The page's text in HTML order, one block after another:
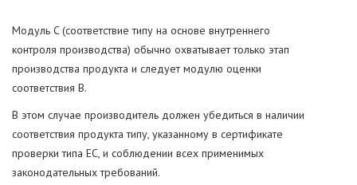
Модуль C (соответствие типу на основе внутреннего
контроля производства) обычно охватывает только этап
производства продукта и следует модулю оценки
соответствия B.
В этом случае производитель должен убедиться в наличии
соответствия продукта типу, указанному в сертификате
проверки типа ЕС, и соблюдении всех применимых
законодательных требований.